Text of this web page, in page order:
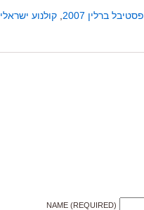
פסטיבל ברלין 2007 קולנוע ישראלי
NAME (REQUIRED)